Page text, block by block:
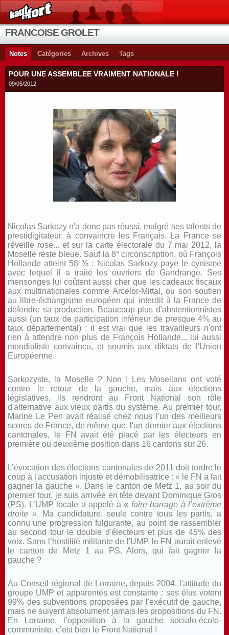
FRANCOISE GROLET
Notes Catégories Archives Tags
POUR UNE ASSEMBLEE VRAIMENT NATIONALE !
09/05/2012
Nicolas Sarkozy n'a donc pas réussi, malgré ses talents de
prestidigitateur, à convaincre les Français. La France se
réveille rose... et sur la carte électorale du 7 mai 2012, la
Moselle reste bleue. Sauf la 8° circonscription, où François
Hollande atteint 58 % : Nicolas Sarkozy paye le cynisme
avec lequel il a traité les ouvriers de Gandrange. Ses
mensonges lui coûtent aussi cher que les cadeaux fiscaux
aux multinationales comme Arcelor-Mittal, ou son soutien
au libre-échangisme européen qui interdit à la France de
défendre sa production. Beaucoup plus d'abstentionnistes
aussi (un taux de participation inférieur de presque 4% au
taux départemental) : il est vrai que les travailleurs n'ont
rien à attendre non plus de François Hollande... lui aussi
mondialiste convaincu, et soumis aux diktats de l'Union
Européenne.
Sarkozyste, la Moselle ? Non ! Les Mosellans ont voté
contre le retour de la gauche, mais aux élections
législatives, ils rendront au Front National son rôle
d'alternative aux vieux partis du système. Au premier tour,
Marine Le Pen avait réalisé chez nous l’un des meilleurs
scores de France, de même que, l'an dernier aux élections
cantonales, le FN avait été placé par les électeurs en
première ou deuxième position dans 16 cantons sur 26.
L’évocation des élections cantonales de 2011 doit tordre le
coup à l'accusation injuste et démobilisatrice : « le FN a fait
gagner la gauche ». Dans le canton de Metz 1, au soir du
premier tour, je suis arrivée en tête devant Dominique Gros
(PS). L’UMP locale a appelé à « faire barrage à l’extrême
droite ». Ma candidature, seule contre tous les partis, a
connu une progression fulgurante, au point de rassembler
au second tour le double d'électeurs et plus de 45% des
voix. Sans l’hostilité militante de l'UMP, le FN aurait enlevé
le canton de Metz 1 au PS. Alors, qui fait gagner la
gauche ?
Au Conseil régional de Lorraine, depuis 2004, l'attitude du
groupe UMP et apparentés est constante : ses élus votent
99% des subventions proposées par l'exécutif de gauche,
mais ne suivent absolument jamais les propositions du FN.
En Lorraine, l’opposition à la gauche socialo-écolo-
communiste, c’est bien le Front National !